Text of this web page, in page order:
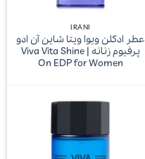
ادکلن Viva Vita
خرید عطر زنانهIRANI
عطر ادکلن ویوا ویتا شاین آن ادو
پرفیوم زنانه | Viva Vita Shine
On EDP for Women